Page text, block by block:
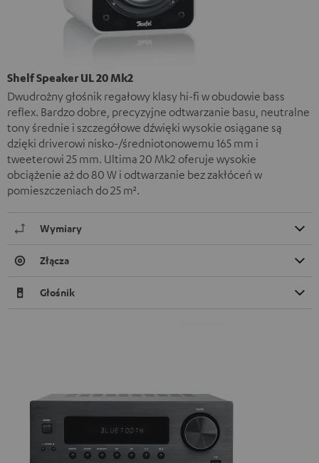
Shelf Speaker UL 20 Mk2
Dwudrożny głośnik regałowy klasy hi-fi w obudowie bass
reflex. Bardzo dobre, precyzyjne odtwarzanie basu, neutralne
tony średnie i szczegółowe dźwięki wysokie osiągane są
dzięki driverowi nisko-/średniotonowemu 165 mm i
tweeterowi 25 mm. Ultima 20 Mk2 oferuje wysokie
obciążenie aż do 80 W i odtwarzanie bez zakłóceń w
pomieszczeniach do 25 m².
Wymiary
Złącza
Głośnik